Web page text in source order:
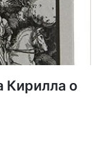
Кирилла о